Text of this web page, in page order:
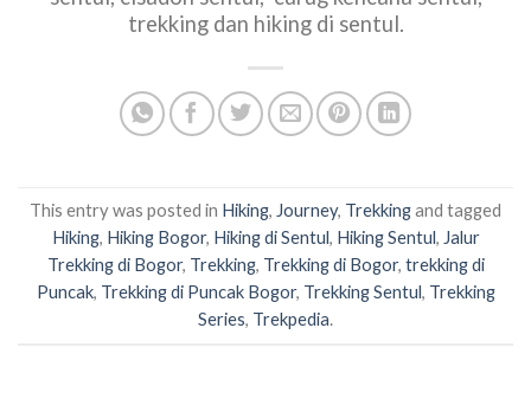
trekking dan hiking di sentul.
This entry was posted in Hiking, Journey, Trekkingand tagged
Hiking, Hiking Bogor, Hiking di Sentul, Hiking Sentul, Jalur
Trekking di Bogor, Trekking, Trekking di Bogor, trekking di
Puncak, Trekking di Puncak Bogor, Trekking Sentul, Trekking
Series, Trekpedia.